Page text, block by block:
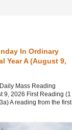
In Ordinary
Year A (August 9,
Mass Reading
9, 2026 First Reading (1
A reading from the first